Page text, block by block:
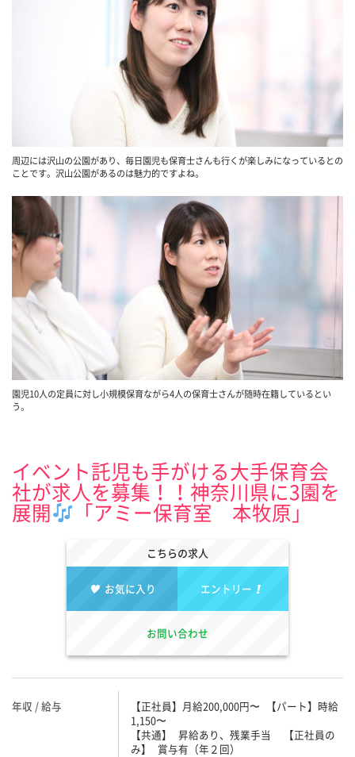
周辺には沢山の公園があり、毎日園児も保育士さんも行くが楽しみになっているとの
ことです。沢山公園があるのは魅力的ですよね。
園児10人の定員に対し小規模保育ながら4人の保育士さんが随時在籍しているとい
う。
イベント託児も手がける大手保育会
社が求人を募集！！神奈川県に3園を
展開 「アミー保育室 本牧原」
こちらの求人
お気に入り エントリー
お問い合わせ
年収 / 給与
【正社員】月給200,000円〜 【パート】時給
1,150〜
【共通】 昇給あり、残業手当 【正社員の
み】 賞与有（年２回）